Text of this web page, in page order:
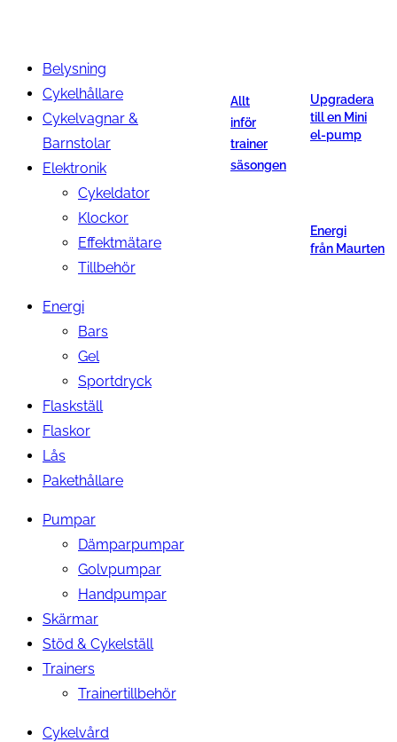
Belysning
Cykelhållare
Cykelvagnar &
Barnstolar
Elektronik
Cykeldator
Klockor
Effektmätare
Tillbehör
Energi
Bars
Gel
Sportdryck
Flaskställ
Flaskor
Lås
Pakethållare
Pumpar
Dämparpumpar
Golvpumpar
Handpumpar
Skärmar
Stöd & Cykelställ
Trainers
Trainertillbehör
Cykelvård
Allt
inför
trainer
säsongen
Upgradera
till en Mini
el-pump
Energi
från Maurten